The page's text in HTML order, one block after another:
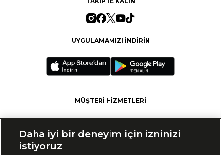
UYGULAMAMIZI İNDİRİN
MÜŞTERİ HİZMETLERİ
Daha iyi bir deneyim için izninizi
istiyoruz